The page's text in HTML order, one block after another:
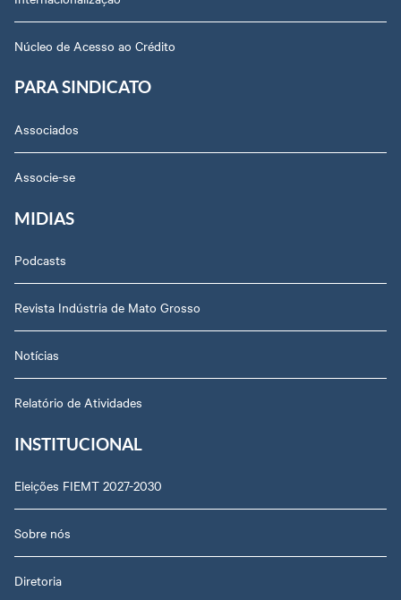
Núcleo de Acesso ao Crédito
PARA SINDICATO
Associados
Associe-se
MIDIAS
Podcasts
Revista Indústria de Mato Grosso
Notícias
Relatório de Atividades
INSTITUCIONAL
Eleições FIEMT 2027-2030
Sobre nós
Diretoria